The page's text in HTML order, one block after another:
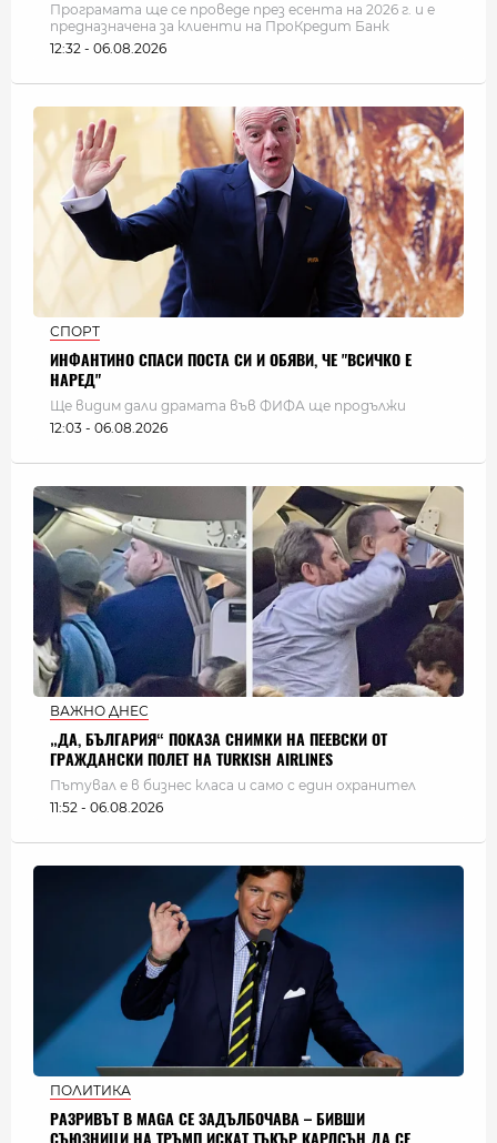
Програмата ще се проведе през есента на 2026 г. и е
предназначена за клиенти на ПроКредит Банк
12:32 - 06.08.2026
СПОРТ
ИНФАНТИНО СПАСИ ПОСТА СИ И ОБЯВИ, ЧЕ "ВСИЧКО Е
НАРЕД"
Ще видим дали драмата във ФИФА ще продължи
12:03 - 06.08.2026
ВАЖНО ДНЕС
„ДА, БЪЛГАРИЯ“ ПОКАЗА СНИМКИ НА ПЕЕВСКИ ОТ
ГРАЖДАНСКИ ПОЛЕТ НА TURKISH AIRLINES
Пътувал е в бизнес класа и само с един охранител
11:52 - 06.08.2026
ПОЛИТИКА
РАЗРИВЪТ В MAGA СЕ ЗАДЪЛБОЧАВА – БИВШИ